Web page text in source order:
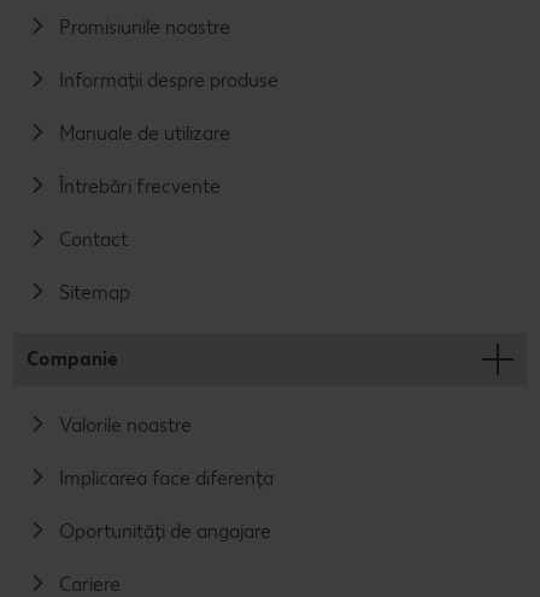
Promisiunile noastre
Informații despre produse
Manuale de utilizare
Întrebări frecvente
Contact
Sitemap
Companie
Valorile noastre
Implicarea face diferența
Oportunități de angajare
Cariere